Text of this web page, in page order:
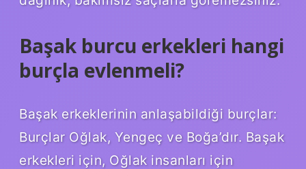
Başak burcu erkekleri hangi
burçla evlenmeli?
Başak erkeklerinin anlaşabildiği burçlar:
Burçlar Oğlak, Yengeç ve Boğa’dır. Başak
erkekleri için, Oğlak insanları için